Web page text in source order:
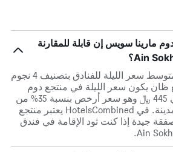
مارينا سويس إن قابلة للمقارنة
في Ain Sokhna، يبلغ متوسط ​​سعر الليلة للفنادق بتصنيف 4 نجوم
ظان يكون سعر الليلة في منتجع دوم
مارينا سويس إن حوالي 445 ﷼ وهو سعر أرخص بنسبة 35% من
متوسط الأسعار في المدينة. في HotelsCombined يعتبر منتجع
جيدة إذا كنت تود الإقامة في فندق